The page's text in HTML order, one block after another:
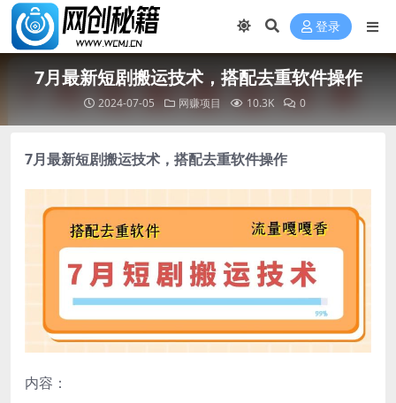
登录
7月最新短剧搬运技术，搭配去重软件操作
2024-07-05 网赚项目 10.3K 0
7月最新短剧搬运技术 ，搭配去重软件操作
内容：